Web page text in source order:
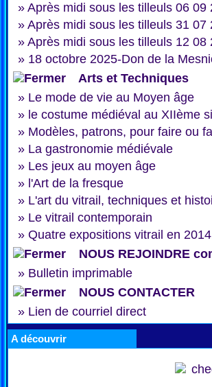
» Après midi sous les tilleuls 06 09
» Après midi sous les tilleuls 31 07
» Après midi sous les tilleuls 12 08
» 18 octobre 2025-Don de la
Arts et Techniques
» Le mode de vie au Moyen âge
» le costume médiéval au XIIème
» Modèles, patrons, pour faire ou
» La gastronomie médiévale
» Les jeux au moyen âge
» l'Art de la fresque
» L'art du vitrail, techniques et
» Le vitrail contemporain
» Quatre expositions vitrail en
NOUS REJOINDRE
» Bulletin imprimable
NOUS CONTACTER
» Lien de courriel direct
A découvrir